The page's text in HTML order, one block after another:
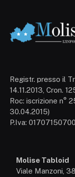
Registr. presso il
14.11.2013, Cron.
Roc: iscrizione n°
30.04.2015)
P.Iva: 01707150700
Molise Tabloid
Viale Manzoni, 38